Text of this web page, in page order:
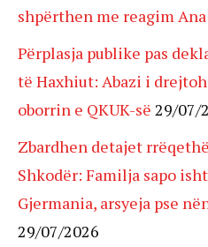
shpërthen me reagim
Përplasja publike pas
të Haxhiut: Abazi i
oborrin e QKUK-së 29/07/
Zbardhen detajet
Shkodër: Familja sapo
Gjermania, arsyeja pse
29/07/2026